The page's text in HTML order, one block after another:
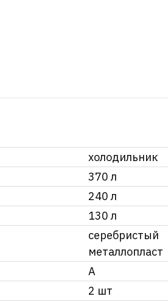
холодильник
370 л
240 л
130 л
серебристый
металлопласт
A
2 шт